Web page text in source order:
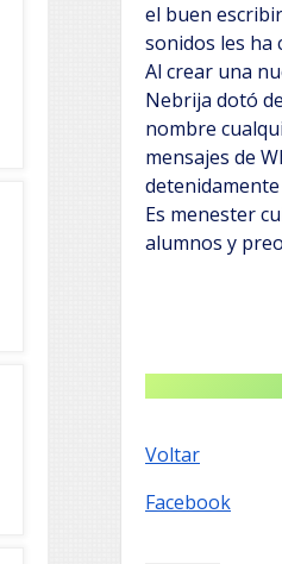
el buen
sonidos les ha
Al crear una
Nebrija dotó
nombre
mensajes de
Es menester
alumnos y
Voltar
Facebook